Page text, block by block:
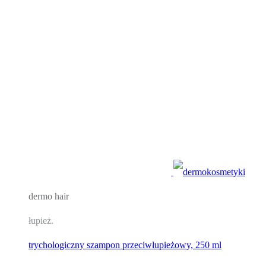
dermo hair
łupież.
trychologiczny szampon przeciwłupieżowy, 250 ml